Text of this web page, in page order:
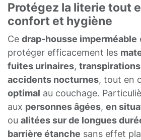
Protégez la literie tout
confort et hygiène
Ce drap-housse imperméable
protéger efficacement les
fuites urinaires,
accidents nocturnes, tout en
optimal au couchage.
aux personnes âgées, en
ou alitées sur de longues
barrière étanche sans effet